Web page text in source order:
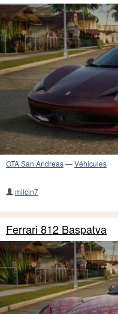
GTA San Andreas—Véhicules
milcin7
Ferrari 812 Baspatva